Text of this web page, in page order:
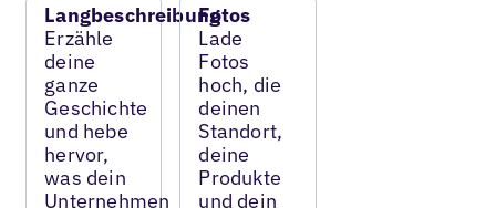
Langbeschreibung
Erzähle
deine
ganze
Geschichte
und hebe
hervor,
was dein
Unternehmen
Fotos
Lade
Fotos
hoch, die
deinen
Standort,
deine
Produkte
und dein